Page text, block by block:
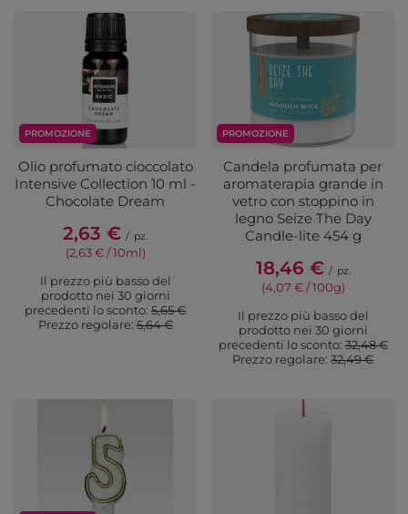
PROMOZIONE
Olio profumato cioccolato
Intensive Collection 10 ml -
Chocolate Dream
2,63 € / pz.
(2,63 € / 10ml)
Il prezzo più basso del
prodotto nei 30 giorni
precedenti lo sconto: 5,65 €
Prezzo regolare:5,64 €
PROMOZIONE
Candela profumata per
aromaterapia grande in
vetro con stoppino in
legno Seize The Day
Candle-lite 454 g
18,46 € / pz.
(4,07 € / 100g)
Il prezzo più basso del
prodotto nei 30 giorni
precedenti lo sconto:32,48 €
Prezzo regolare: 32,49 €